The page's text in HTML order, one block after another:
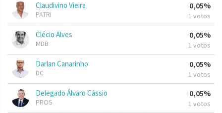
Claudivino Vieira
PATRI
0,05%
1 votos
Clécio Alves
MDB
0,05%
1 votos
Darlan Canarinho
DC
0,05%
1 votos
Delegado Álvaro Cássio
PROS
0,05%
1 votos